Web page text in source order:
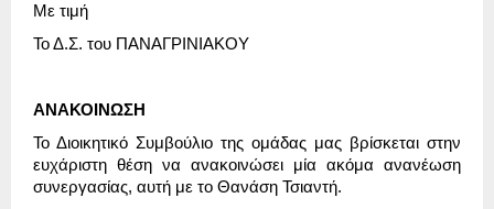
Με τιμή
Το Δ.Σ. του ΠΑΝΑΓΡΙΝΙΑΚΟΥ
ΑΝΑΚΟΙΝΩΣΗ
Το Διοικητικό Συμβούλιο της ομάδας μας βρίσκεται στην
ευχάριστη θέση να ανακοινώσει μία ακόμα ανανέωση
συνεργασίας, αυτή με το Θανάση Τσιαντή.